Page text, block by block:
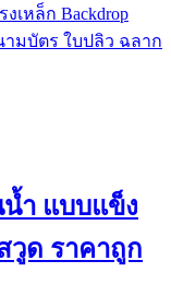
เหล็ก Backdrop
ามบัตร ใบปลิว ฉลาก
น้ำ แบบแข็ง
วูด ราคาถูก